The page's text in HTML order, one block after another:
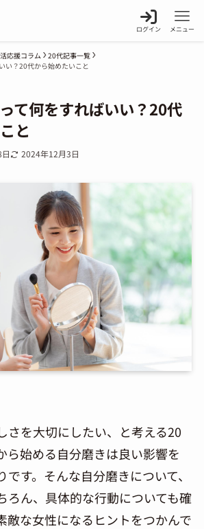
ログイン メニュー
応援コラム
20代記事一覧
い？20代から始めたいこと
て何をすればいい？20代
と
2024年12月3日
さを大切にしたい、と考える20
ら始める自分磨きは良い影響を
す。そんな自分磨きについて、
ろん、具体的な行動についても確
敵な女性になるヒントをつかんで